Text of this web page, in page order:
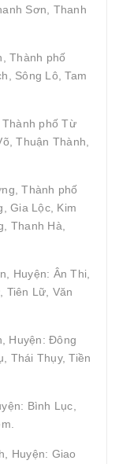
Sơn, Thanh
Thành phố
Sông Lô, Tam
phố Từ
Thuận Thành,
Thành phố
Gia Lộc, Kim
Thanh Hà,
Huyện: Ân Thi,
Tiên Lữ, Văn
Huyện: Đông
Thái Thụy, Tiền
Bình Lục,
Huyện: Giao